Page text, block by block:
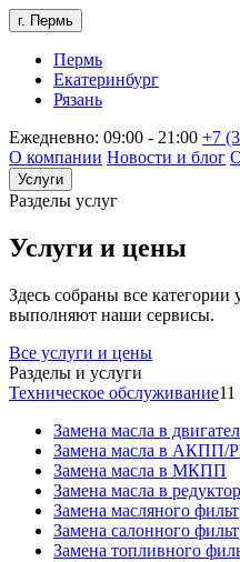
г. Пермь
Пермь
Екатеринбург
Рязань
Ежедневно: 09:00 - 21:00 +7
О компании Новости и блог
Услуги
Разделы услуг
Услуги и цены
Здесь собраны все категории
выполняют наши сервисы.
Все услуги и цены
Разделы и услуги
Техническое обслуживание11
Замена масла в
Замена масла в
Замена масла в МКПП
Замена масла в
Замена масляного
Замена салонного
Замена топливного